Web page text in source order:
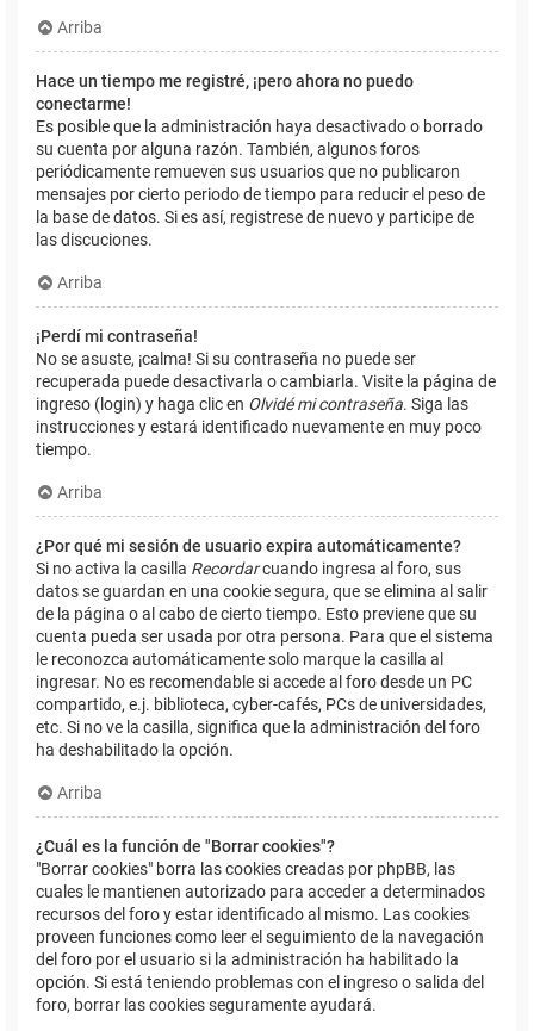
Arriba
Hace un tiempo me registré, ¡pero ahora no puedo
conectarme!
Es posible que la administración haya desactivado o borrado
su cuenta por alguna razón. También, algunos foros
periódicamente remueven sus usuarios que no publicaron
mensajes por cierto periodo de tiempo para reducir el peso de
la base de datos. Si es así, registrese de nuevo y participe de
las discuciones.
Arriba
¡Perdí mi contraseña!
No se asuste, ¡calma! Si su contraseña no puede ser
recuperada puede desactivarla o cambiarla. Visite la página de
ingreso (login) y haga clic en Olvidé mi contraseña. Siga las
instrucciones y estará identificado nuevamente en muy poco
tiempo.
Arriba
¿Por qué mi sesión de usuario expira automáticamente?
Si no activa la casilla Recordarcuando ingresa al foro, sus
datos se guardan en una cookie segura, que se elimina al salir
de la página o al cabo de cierto tiempo. Esto previene que su
cuenta pueda ser usada por otra persona. Para que el sistema
le reconozca automáticamente solo marque la casilla al
ingresar. No es recomendable si accede al foro desde un PC
compartido, e.j. biblioteca, cyber-cafés, PCs de universidades,
etc. Si no ve la casilla, significa que la administración del foro
ha deshabilitado la opción.
Arriba
¿Cuál es la función de "Borrar cookies"?
"Borrar cookies" borra las cookies creadas por phpBB, las
cuales le mantienen autorizado para acceder a determinados
recursos del foro y estar identificado al mismo. Las cookies
proveen funciones como leer el seguimiento de la navegación
del foro por el usuario si la administración ha habilitado la
opción. Si está teniendo problemas con el ingreso o salida del
foro, borrar las cookies seguramente ayudará.